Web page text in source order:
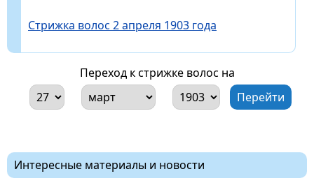
Стрижка волос 2 апреля 1903 года
Переход к стрижке волос на
Интересные материалы и новости